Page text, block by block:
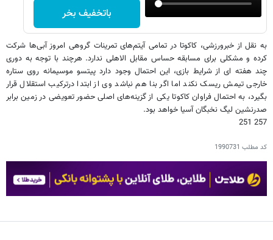
باتخفیف بخر
به نقل از خبرورزشی، کاکوتا در تمامی آیتم‌های تمرینات گروهی امروز آبی‌ها شرکت
کرده و مشکلی برای مسابقه حساس مقابل الاهلی ندارد. هرچند با توجه به دوری
چند هفته ای از شرایط بازی، این احتمال وجود دارد پیتسو موسیمانه روی ستاره
خارجی تیمش ریسک نکند اما اگر بنا هم نباشد وی از ابتدا درترکیب استقلال قرار
بگیرد، به احتمال فراوان کاکوتا یکی از گزینه‌های اصلی حضور تعویضی در زمین برابر
صدرنشین لیگ نخبگان آسیا خواهد بود.
257 251
کد مطلب 1990731